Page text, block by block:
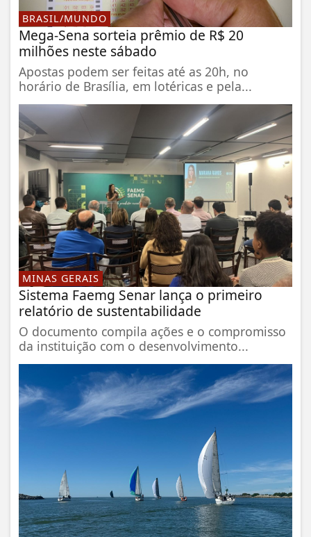
BRASIL/MUNDO
Mega-Sena sorteia prêmio de R$ 20
milhões neste sábado
Apostas podem ser feitas até as 20h, no
horário de Brasília, em lotéricas e pela...
MINAS GERAIS
Sistema Faemg Senar lança o primeiro
relatório de sustentabilidade
O documento compila ações e o compromisso
da instituição com o desenvolvimento...